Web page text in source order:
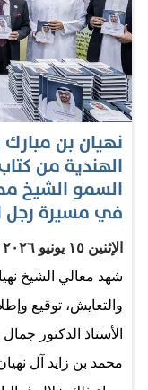
الاتحاد. وخلال
نهيان، عدداً من
واستمعوا إلى شرح
المقدمة للركاب، كما
والتي صُممت وفق
آمنة وعصرية
محمد بن زايد
والخدمات الذكية
المحطات بما يعكس
النقل في دولة
آل نهيان «نفخر
الإمارات، الذي يمثل
نهيان بن
الهندية من
السمو الشيخ
في مسيرة رجل
الإثنين ١٥ يونيو ٢٠٢٦
شهد معالي الشيخ
والتعايش، توقيع
الأستاذ الدكتور
محمد بن زايد آل